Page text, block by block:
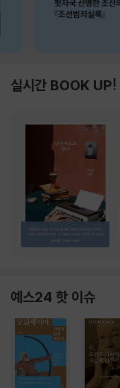
실시간 BOOK UP!
예스24 핫 이슈